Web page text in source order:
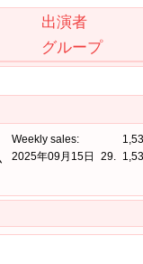
出演者
グループ
Weekly sales:
2025年09月15日
29.